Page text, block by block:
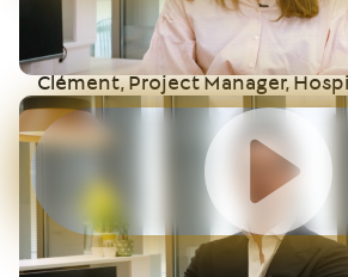
Clément, Project Manager,